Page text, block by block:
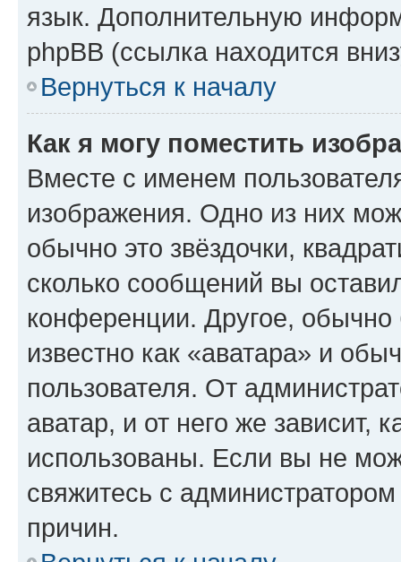
язык. Дополнительную
phpBB (ссылка находится
Вернуться к началу
Как я могу поместить
Вместе с именем
изображения. Одно из них
обычно это звёздочки,
сколько сообщений вы
конференции. Другое,
известно как «аватара» и
пользователя. От
аватар, и от него же зависит,
использованы. Если вы не
свяжитесь с
причин.